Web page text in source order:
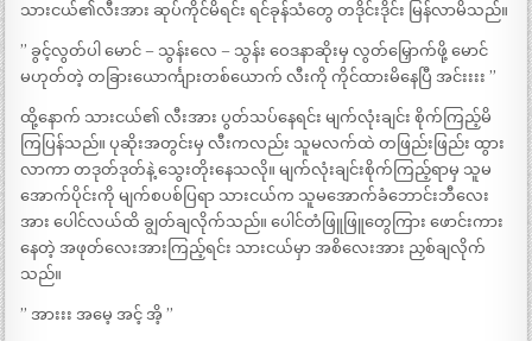
သားငယ်၏လီးအား ဆုပ်ကိုင်မိရင်း ရင်ခုန်သံတွေ တဒိုင်းဒိုင်း မြန်လာမိသည်။
” ခွင့်လွတ်ပါ မောင် – သွန်းလေ – သွန်း ဝေဒနာဆိုးမှ လွတ်မြှောက်ဖို့ မောင်
မဟုတ်တဲ့ တခြားယောင်္ကျားတစ်ယောက် လီးကို ကိုင်ထားမိနေပြီ အင်းးးး ”
ထို့နောက် သားငယ်၏ လီးအား ပွတ်သပ်နေရင်း မျက်လုံးချင်း စိုက်ကြည့်မိ
ကြပြန်သည်။ ပုဆိုးအတွင်းမှ လီးကလည်း သူမလက်ထဲ တဖြည်းဖြည်း ထွား
လာကာ တဒုတ်ဒုတ်နဲ့ သွေးတိုးနေသလို။ မျက်လုံးချင်းစိုက်ကြည့်ရာမှ သူမ
အောက်ပိုင်းကို မျက်စပစ်ပြရာ သားငယ်က သူမအောက်ခံဘောင်းဘီလေး
အား ပေါင်လယ်ထိ ချွတ်ချလိုက်သည်။ ပေါင်တံဖြူဖြူတွေကြား ဖောင်းကား
နေတဲ့ အဖုတ်လေးအားကြည့်ရင်း သားငယ်မှာ အစိလေးအား ညှစ်ချလိုက်
သည်။
” အားးး အမေ့ အင့် အိ့ ”